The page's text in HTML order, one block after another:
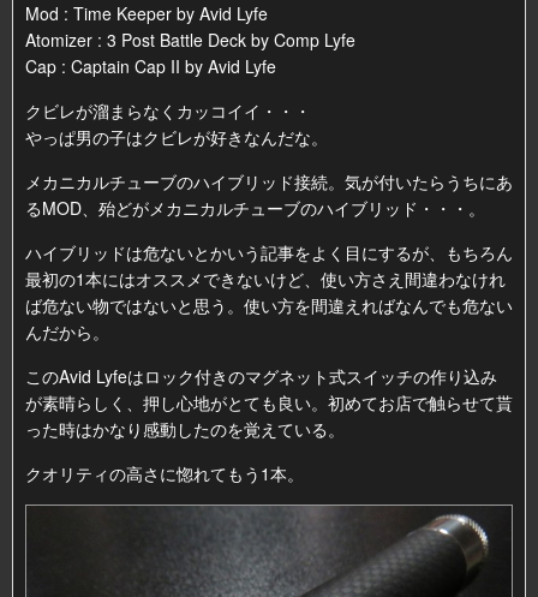
Mod : Time Keeper by Avid Lyfe
Atomizer : 3 Post Battle Deck by Comp Lyfe
Cap : Captain Cap II by Avid Lyfe
クビレが溜まらなくカッコイイ・・・
やっぱ男の子はクビレが好きなんだな。
メカニカルチューブのハイブリッド接続。気が付いたらうちにあ
るMOD、殆どがメカニカルチューブのハイブリッド・・・。
ハイブリッドは危ないとかいう記事をよく目にするが、もちろん
最初の1本にはオススメできないけど、使い方さえ間違わなけれ
ば危ない物ではないと思う。使い方を間違えればなんでも危ない
んだから。
このAvid Lyfeはロック付きのマグネット式スイッチの作り込み
が素晴らしく、押し心地がとても良い。初めてお店で触らせて貰
った時はかなり感動したのを覚えている。
クオリティの高さに惚れてもう1本。